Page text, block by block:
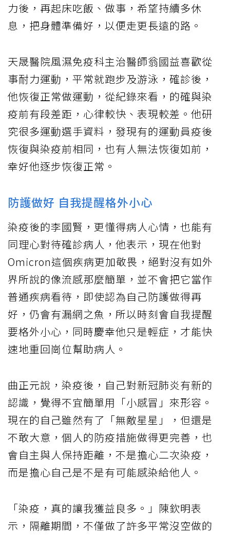
力後，再起床吃飯、做事，希望持續多休
息，把身體準備好，以便走更長遠的路。
天晟醫院風濕免疫科主治醫師翁國益喜歡從
事耐力運動，平常就跑步及游泳，確診後，
他恢復正常做運動，從紀錄來看，的確與染
疫前有段差距，心律較快、表現較差。他研
究很多運動選手資料，發現有的運動員疫後
恢復與染疫前相同，也有人無法恢復如前，
幸好他逐步恢復正常。
防護做好 自我提醒格外小心
染疫後的李國賢，更懂得病人心情，也能有
同理心對待確診病人，他表示，現在他對
Omicron這個疾病更加敬畏，絕對沒有如外
界所說的像流感那麼簡單，並不會把它當作
普通疾病看待，即使認為自己防護做得再
好，仍會有漏網之魚，所以時刻會自我提醒
要格外小心，同時慶幸他只是輕症，才能快
速地重回崗位幫助病人。
曲正元說，染疫後，自己對新冠肺炎有新的
認識，覺得不宜簡單用「小感冒」來形容。
現在的自己雖然有了「無敵星星」，但還是
不敢大意，個人的防疫措施做得更完善，也
會自主與人保持距離，不是擔心二次染疫，
而是擔心自己是不是有可能感染給他人。
「染疫，真的讓我獲益良多。」陳欽明表
示，隔離期間，不僅做了許多平常沒空做的